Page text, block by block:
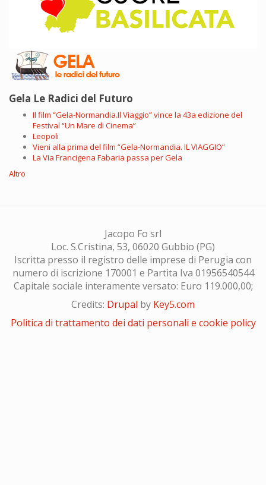
Gela Le Radici del Futuro
Il film “Gela-Normandia.Il Viaggio” vince la 43a edizione del
Festival “Un Mare di Cinema”
Leopoli
Vieni alla prima del film “Gela-Normandia. IL VIAGGIO”
La Via Francigena Fabaria passa per Gela
Altro
Jacopo Fo srl
Loc. S.Cristina, 53, 06020 Gubbio (PG)
Iscritta presso il registro delle imprese di Perugia con
numero di iscrizione 170001 e Partita Iva 01956540544
Capitale sociale interamente versato: Euro 119.000,00;
Credits: Drupal by Key5.com
Politica di trattamento dei dati personali e cookie policy